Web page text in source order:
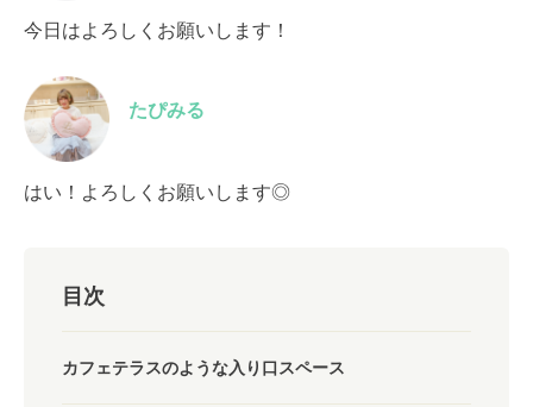
今日はよろしくお願いします！
たぴみる
はい！よろしくお願いします◎
目次
カフェテラスのような入り口スペース